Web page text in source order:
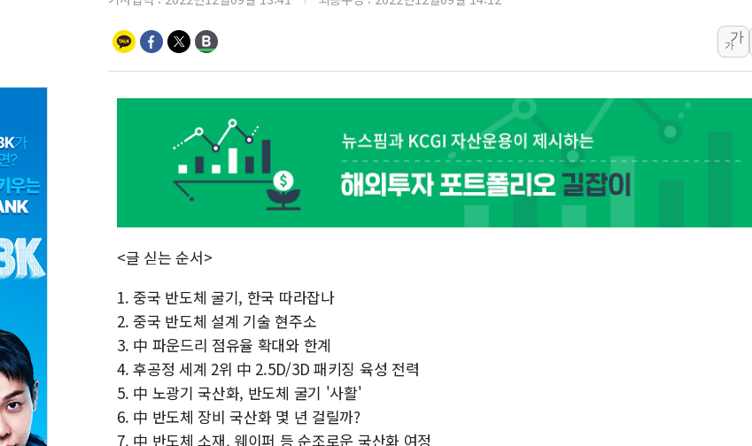
강릉·동해·삼척
폐기물 수거하다
서울 중랑구 주택가
李대통령 "결혼 때
여수 오동도 인근
인천 선재도 갯벌서
인천서 말다툼 중
'화합' 꺼낸 김민석
李대통령, ISA 개
가
가
<글 싣는 순서>
1. 중국 반도체 굴기, 한국 따라잡나
2. 중국 반도체 설계 기술 현주소
3. 中 파운드리 점유율 확대와 한계
4. 후공정 세계 2위 中 2.5D/3D 패키징 육성 전력
5. 中 노광기 국산화, 반도체 굴기 '사활'
6. 中 반도체 장비 국산화 몇 년 걸릴까?
7. 中 반도체 소재, 웨이퍼 등 순조로운 국산화 여정